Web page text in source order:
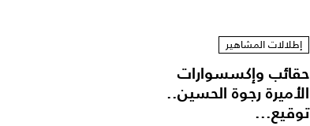
إطلالات المشاهير
حقائب وإكسسوارات
الأميرة رجوة الحسين..
توقيع...